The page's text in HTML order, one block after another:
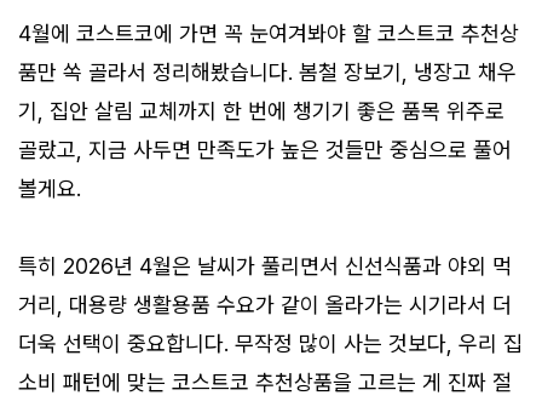
4월에 코스트코에 가면 꼭 눈여겨봐야 할 코스트코 추천상
품만 쏙 골라서 정리해봤습니다. 봄철 장보기, 냉장고 채우
기, 집안 살림 교체까지 한 번에 챙기기 좋은 품목 위주로
골랐고, 지금 사두면 만족도가 높은 것들만 중심으로 풀어
볼게요.
특히 2026년 4월은 날씨가 풀리면서 신선식품과 야외 먹
거리, 대용량 생활용품 수요가 같이 올라가는 시기라서 더
더욱 선택이 중요합니다. 무작정 많이 사는 것보다, 우리 집
소비 패턴에 맞는 코스트코 추천상품을 고르는 게 진짜 절